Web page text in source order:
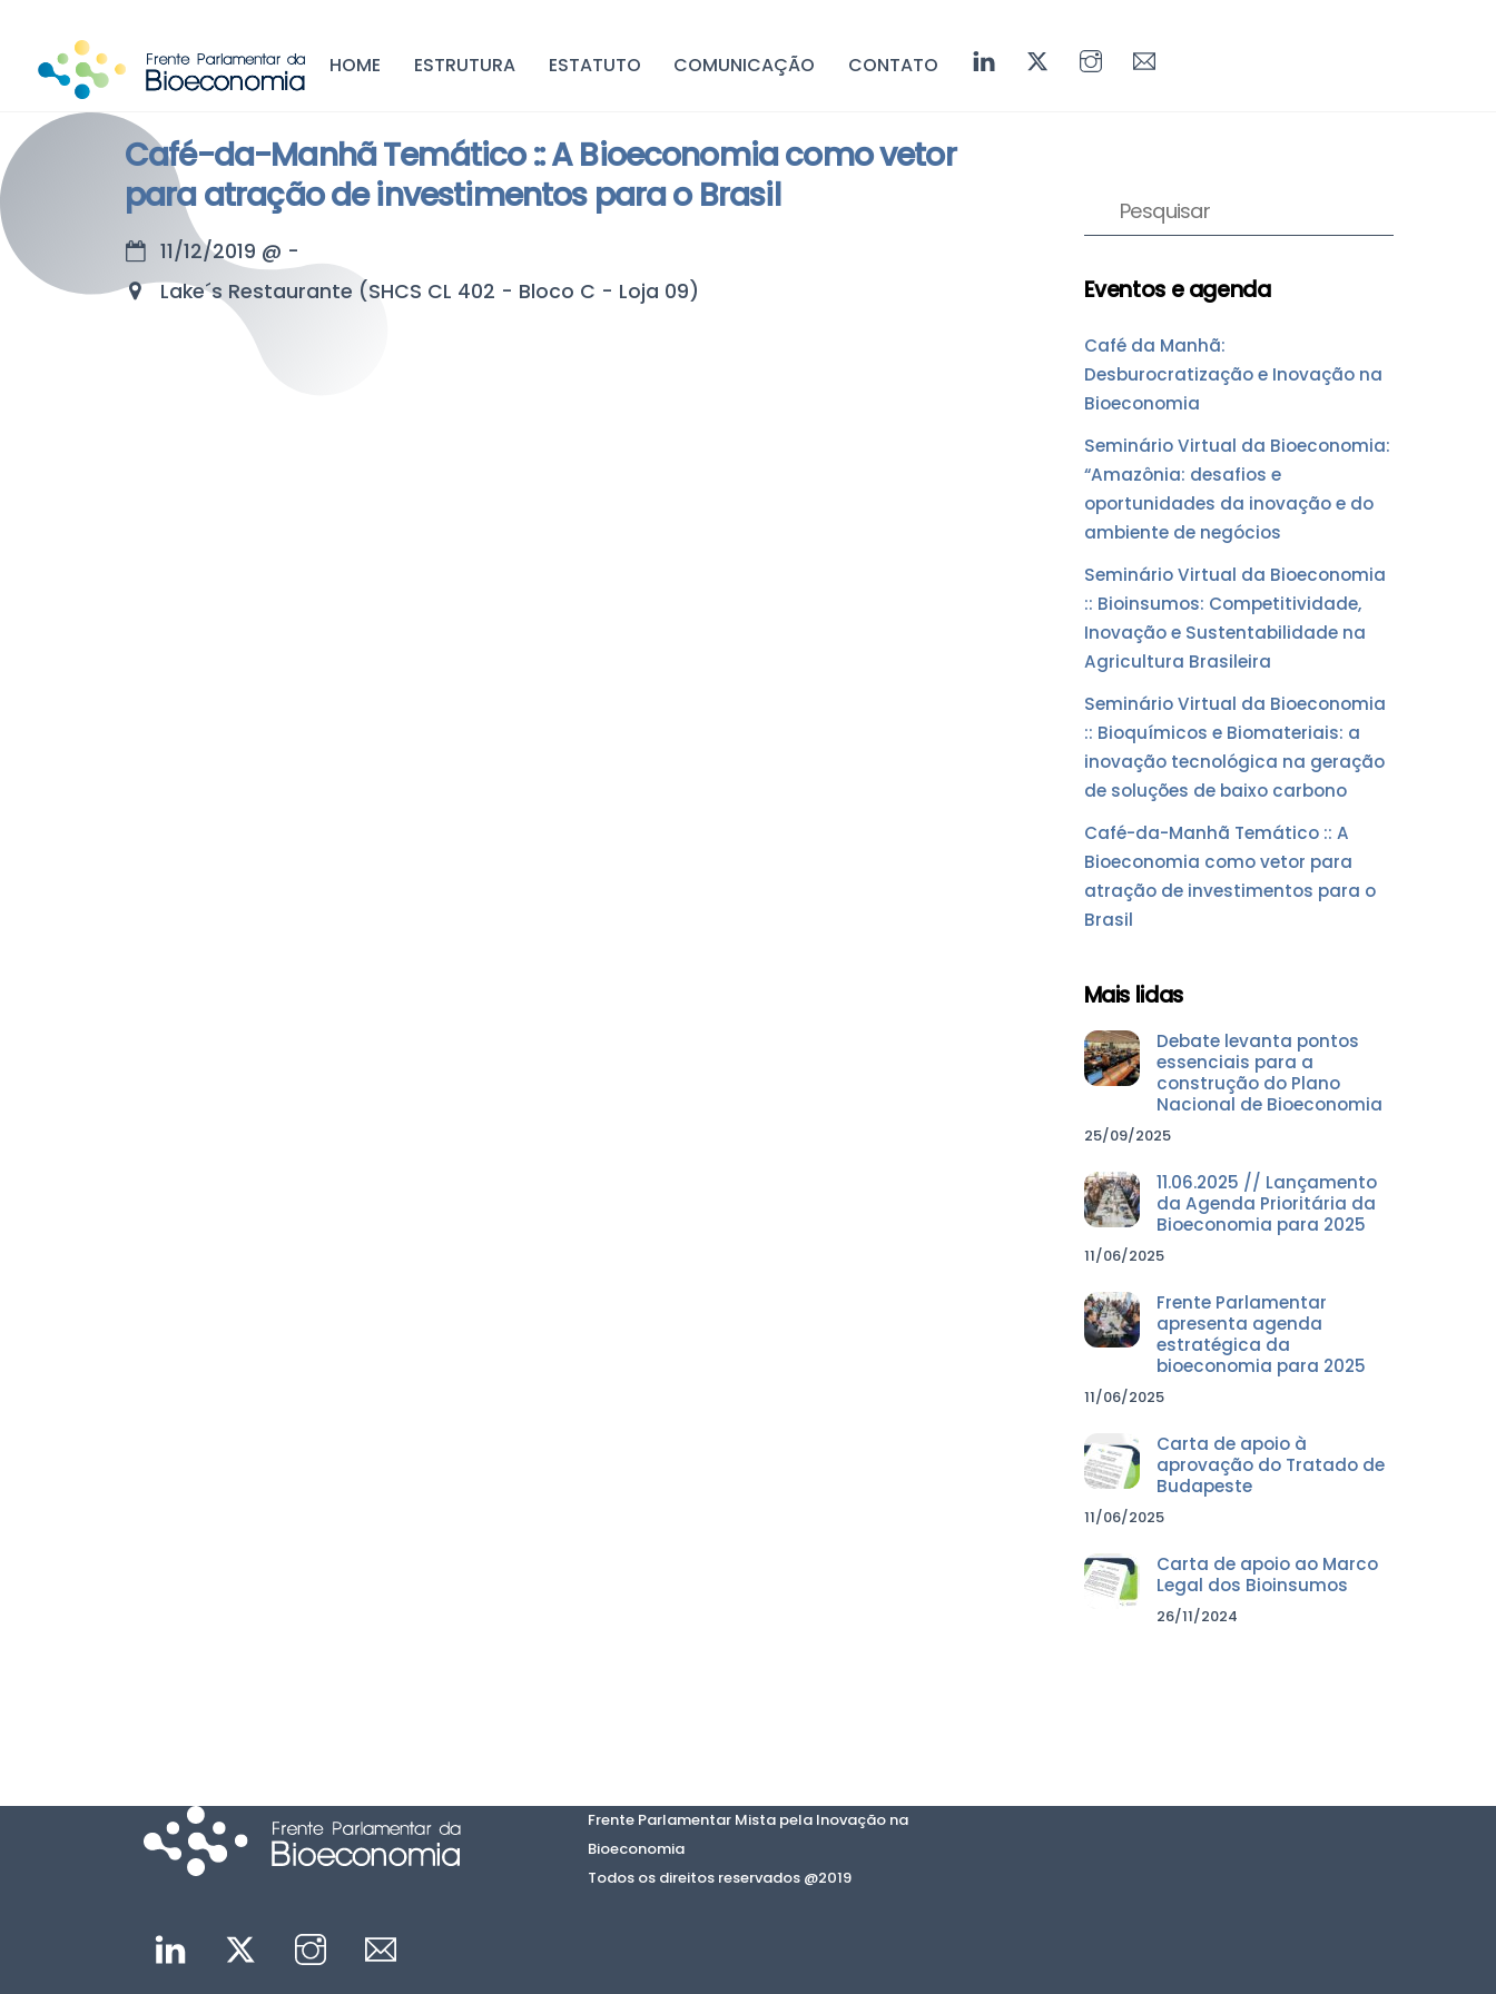
content
LINKEDIN TWITTERINSTAGRAM
HOME ESTRUTURA ESTATUTO COMUNICAÇÃO CONTATO
Café-da-Manhã Temático :: A Bioeconomia como vetor
para atração de investimentos para o Brasil
11/12/2019 @ -
Lake´s Restaurante (SHCS CL 402 - Bloco C - Loja 09)
Eventos e agenda
Café da Manhã:
Desburocratização e Inovação na
Bioeconomia
Seminário Virtual da Bioeconomia:
“Amazônia: desafios e
oportunidades da inovação e do
ambiente de negócios
Seminário Virtual da Bioeconomia
:: Bioinsumos: Competitividade,
Inovação e Sustentabilidade na
Agricultura Brasileira
Seminário Virtual da Bioeconomia
:: Bioquímicos e Biomateriais: a
inovação tecnológica na geração
de soluções de baixo carbono
Café-da-Manhã Temático :: A
Bioeconomia como vetor para
atração de investimentos para o
Brasil
Mais lidas
Debate levanta pontos
essenciais para a
construção do Plano
Nacional de Bioeconomia
25/09/2025
11.06.2025 // Lançamento
da Agenda Prioritária da
Bioeconomia para 2025
11/06/2025
Frente Parlamentar
apresenta agenda
estratégica da
bioeconomia para 2025
11/06/2025
Carta de apoio à
aprovação do Tratado de
Budapeste
11/06/2025
Carta de apoio ao Marco
Legal dos Bioinsumos
26/11/2024
Frente Parlamentar Mista pela Inovação na
Bioeconomia
Todos os direitos reservados @2019
Linkedin Twitter Instagram